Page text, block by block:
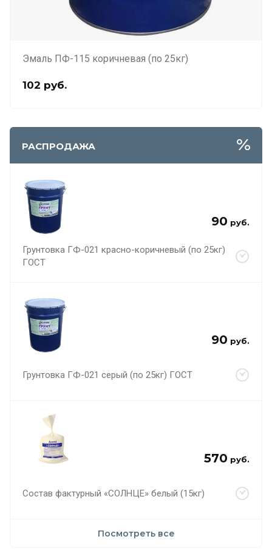
Эмаль ПФ-115 коричневая (по 25кг)
102 руб.
РАСПРОДАЖА
90 руб.
Грунтовка ГФ-021 красно-коричневый (по 25кг)
ГОСТ
90 руб.
Грунтовка ГФ-021 серый (по 25кг) ГОСТ
570 руб.
Состав фактурный «СОЛНЦЕ» белый (15кг)
Посмотреть все